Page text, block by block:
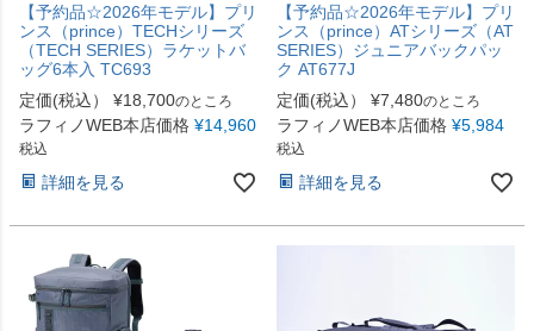
【予約品☆2026年モデル】プリ
ンス（prince）TECHシリーズ
（TECH SERIES）ラケットバ
ッグ6本入 TC693
定価(税込）
¥18,700のところ
ラフィノWEB本店価格 ¥14,960
税込
詳細を見る
【予約品☆2026年モデル】プリ
ンス（prince）ATシリーズ（AT
SERIES）ジュニアバックパッ
ク AT677J
定価(税込）
¥7,480のところ
ラフィノWEB本店価格 ¥5,984
税込
詳細を見る